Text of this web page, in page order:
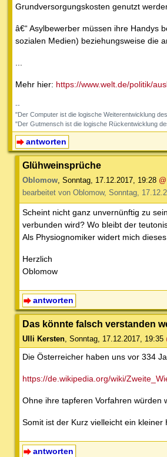
Grundversorgungskosten genutzt
â€“ Asylbewerber müssen ihre Handys
sozialen Medien) beziehungsweise die
...
Mehr hier: https://www.welt.de/politik/
--
"Der Computer ist die logische Weiterentwicklung
"Der Gutmensch ist die logische Rückentwicklung
antworten
Glühweinsprüche
Oblomow, Sonntag, 17.12.2017, 19:28
bearbeitet von Oblomow, Sonntag,
Scheint nicht ganz unvernünftig zu
verbunden wird? Wo bleibt der
Als Physiognomiker widert mich
Herzlich
Oblomow
antworten
Das könnte falsch verstanden
Ulli Kersten, Sonntag, 17.12.2017, 19:35
Die Österreicher haben uns vor 334
https://de.wikipedia.org/wiki/
Ohne ihre tapferen Vorfahren würden
Somit ist der Kurz vielleicht ein kleiner
antworten